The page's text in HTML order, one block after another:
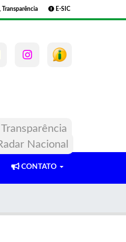
Transparência E-SIC
Transparência
CONTATO